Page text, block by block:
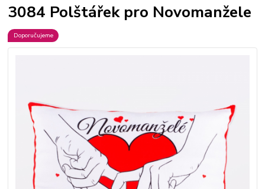
3084 Polštářek pro Novomanžele
Doporučujeme